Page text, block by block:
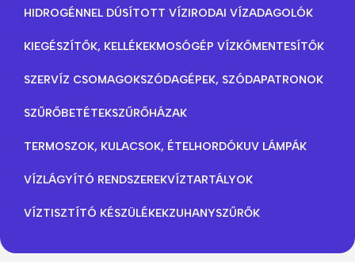
HIDROGÉNNEL DÚSÍTOTT VÍZIRODAI VÍZADAGOLÓK
KIEGÉSZÍTŐK, KELLÉKEKMOSÓGÉP VÍZKŐMENTESÍTŐK
SZERVÍZ CSOMAGOKSZÓDAGÉPEK, SZÓDAPATRONOK
SZŰRŐBETÉTEKSZŰRŐHÁZAK
TERMOSZOK, KULACSOK, ÉTELHORDÓKUV LÁMPÁK
VÍZLÁGYÍTÓ RENDSZEREKVÍZTARTÁLYOK
VÍZTISZTÍTÓ KÉSZÜLÉKEKZUHANYSZŰRŐK